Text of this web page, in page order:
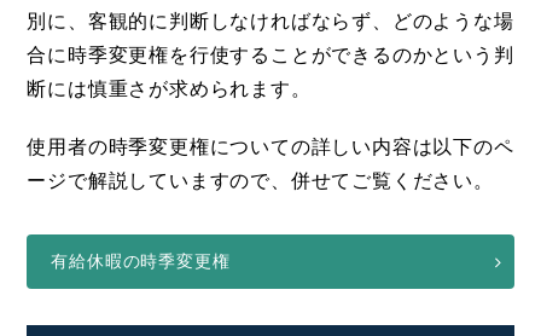
別に、客観的に判断しなければならず、どのような場
合に時季変更権を行使することができるのかという判
断には慎重さが求められます。
使用者の時季変更権についての詳しい内容は以下のペ
ージで解説していますので、併せてご覧ください。
有給休暇の時季変更権